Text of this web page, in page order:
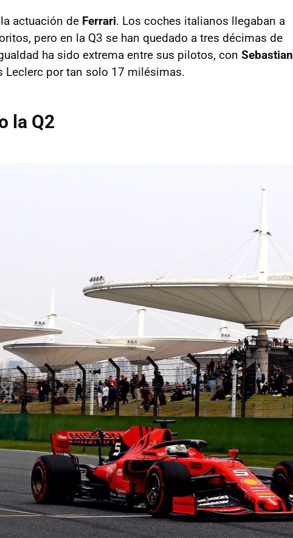
actuación de Ferrari. Los coches italianos llegaban a
pero en la Q3 se han quedado a tres décimas de
ha sido extrema entre sus pilotos, con Sebastian
Leclerc por tan solo 17 milésimas.
la Q2